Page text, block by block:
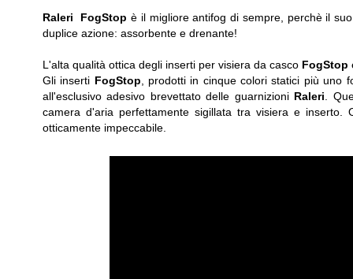
Raleri FogStop è il migliore antifog di sempre, perchè il
duplice azione: assorbente e drenante!
L'alta qualità ottica degli inserti per visiera da casco FogStop
Gli inserti FogStop
prodotti in cinque colori statici più uno
all'esclusivo adesivo brevettato delle guarnizioni Raleri .
camera d'aria perfettamente sigillata tra visiera e
otticamente impeccabile